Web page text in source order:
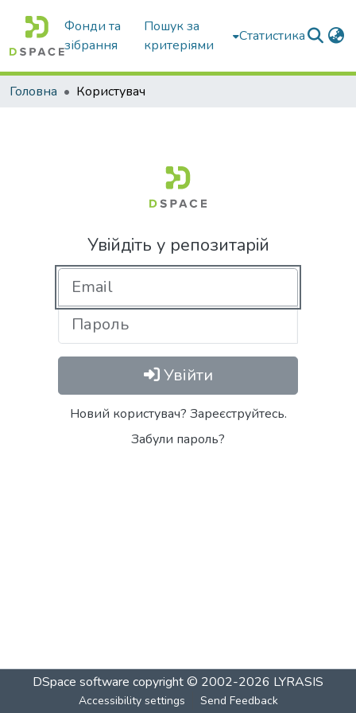
Фонди та
зібрання
Пошук за
критеріями
Статистика
Головна Користувач
Увійдіть у репозитарій
Увійти
Новий користувач? Зареєструйтесь.
Забули пароль?
DSpace software copyright © 2002-2026 LYRASIS
Accessibility settings Send Feedback